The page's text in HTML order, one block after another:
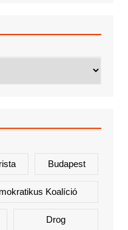
Budapest
Koalíció
Drog